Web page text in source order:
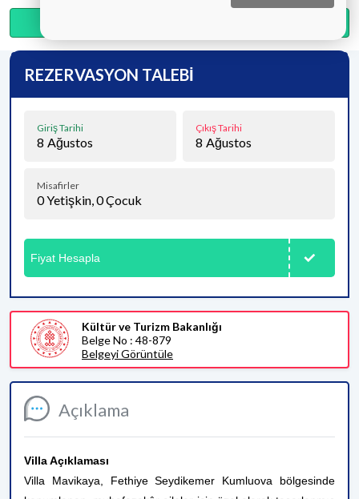
Açıklama
Villa Açıklaması
Villa Mavikaya, Fethiye Seydikemer Kumluova bölgesinde
REZERVASYON TALEBİ
Giriş Tarihi
8 Ağustos
Çıkış Tarihi
8 Ağustos
Misafirler
0Yetişkin,0Çocuk
Fiyat Hesapla
Kültür ve Turizm Bakanlığı
Belge No : 48-879
Belgeyi Görüntüle